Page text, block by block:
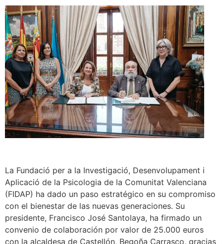
La Fundació per a la Investigació, Desenvolupament i
Aplicació de la Psicologia de la Comunitat Valenciana
(FIDAP) ha dado un paso estratégico en su compromiso
con el bienestar de las nuevas generaciones. Su
presidente, Francisco José Santolaya, ha firmado un
convenio de colaboración por valor de 25.000 euros
con la alcaldesa de Castellón, Begoña Carrasco, gracias